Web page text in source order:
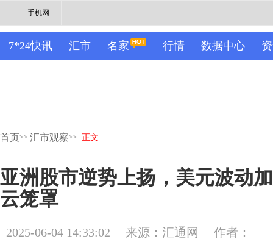
手机网
7*24快讯 汇市 名家 行情 数据中心
首页>> 汇市观察>> 正文
亚洲股市逆势上扬，美元波动
云笼罩
2025-06-04 14:33:02 来源：汇通网 作者：